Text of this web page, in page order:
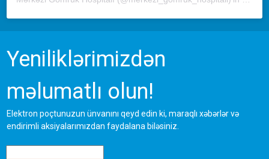
Yeniliklərimizdən
məlumatlı olun!
Elektron poçtunuzun ünvanını qeyd edin ki, maraqlı xəbərlər və
endirimli aksiyalarımızdan faydalana biləsiniz.